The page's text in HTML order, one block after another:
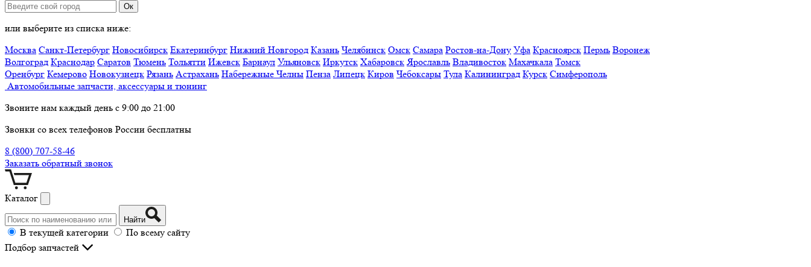
Ок
или выберите из списка ниже:
Москва Санкт-Петербург Новосибирск Екатеринбург Нижний Новгород Казань Челябинск Омск Самара Ростов-на-Дону Уфа Красноярск Пермь Воронеж
Волгоград Краснодар Саратов Тюмень Тольятти Ижевск Барнаул Ульяновск Иркутск Хабаровск Ярославль Владивосток Махачкала Томск
Оренбург Кемерово Новокузнецк Рязань Астрахань Набережные Челны Пенза Липецк Киров Чебоксары Тула Калининград Курск Симферополь
Автомобильные запчасти, аксессуары и тюнинг
Звоните нам каждый день с 9:00 до 21:00
Звонки со всех телефонов России бесплатны
8 (800) 707-58-46
Заказать обратный звонок
Каталог
Найти
В текущей категории
По всему сайту
Подбор запчастей